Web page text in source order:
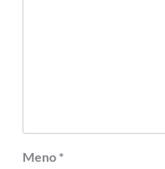
Meno *